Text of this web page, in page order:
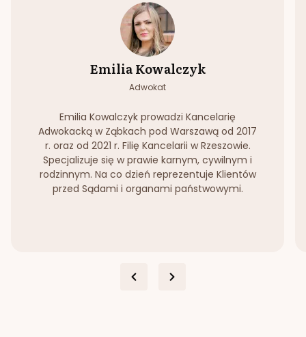
Emilia Kowalczyk
Adwokat
Emilia Kowalczyk prowadzi Kancelarię
Adwokacką w Ząbkach pod Warszawą od 2017
r. oraz od 2021 r. Filię Kancelarii w Rzeszowie.
Specjalizuje się w prawie karnym, cywilnym i
rodzinnym. Na co dzień reprezentuje Klientów
przed Sądami i organami państwowymi.